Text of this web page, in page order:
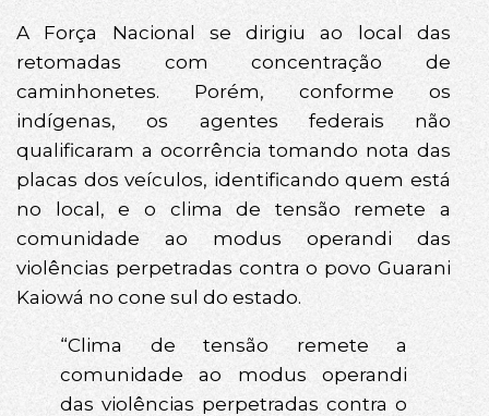
A Força Nacional se dirigiu ao local das
retomadas com concentração de
caminhonetes. Porém, conforme os
indígenas, os agentes federais não
qualificaram a ocorrência tomando nota das
placas dos veículos, identificando quem está
no local, e o clima de tensão remete a
comunidade ao modus operandi das
violências perpetradas contra o povo Guarani
Kaiowá no cone sul do estado.
“Clima de tensão remete a
comunidade ao modus operandi
das violências perpetradas contra o